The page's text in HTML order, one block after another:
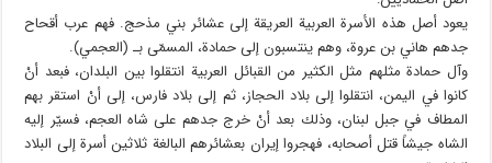
يعود أصل هذه الأسرة العربية العريقة إلى عشائر بني مذحج. فهم عرب أقحاح
جدهم هاني بن عروة، وهم ينتسبون إلى حمادة، المسمّى بـ (العجمي).
وآل حمادة مثلهم مثل الكثير من القبائل العربية انتقلوا بين البلدان، فبعد أنْ
كانوا في اليمن، انتقلوا إلى بلاد الحجاز، ثم إلى بلاد فارس، إلى أنْ استقر بهم
المطاف في جبل لبنان، وذلك بعد أنْ خرج جدهم على شاه العجم، فسيّر إليه
الشاه جيشاً قتل أصحابه، فهجروا إيران بعشائرهم البالغة ثلاثين أسرة إلى البلاد